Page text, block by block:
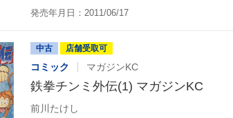
発売年月日：2011/06/17
中古 店舗受取可
コミック マガジンKC
鉄拳チンミ外伝(1) マガジンKC
前川たけし